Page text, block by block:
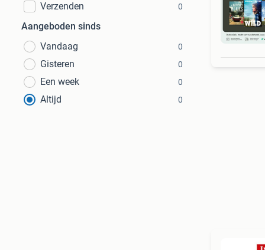
Verzenden 0
Aangeboden sinds
Vandaag
0
Gisteren 0
Een week 0
Altijd 0